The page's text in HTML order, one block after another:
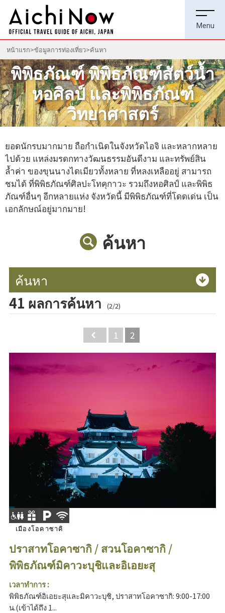
หน้าแรก ข้อมูลการท่องเที่ยว ค้นหา
พิพิธภัณฑ์ พิพิธภัณฑ์สัตว์น้ำ
หอศิลป์ และพิพิธภัณฑ์
วิทยาศาสตร์
ยอดนักรบมากมาย ถือกำเนิดในจังหวัดไอจิ และหลากหลาย
ไปด้วย แหล่งมรดกทางวัฒนธรรมอันดีงาม และทรัพย์สิน
ล้ำค่า ของขุนนางไดเมียวทั้งหลาย ที่หลงเหลืออยู่ สามารถ
ชมได้ ที่พิพิธภัณฑ์ศิลปะโทคุกาวะ รวมถึงหอศิลป์ และพิพิธ
ภัณฑ์อื่นๆ อีกหลายแห่ง จังหวัดนี้ มีพิพิธภัณฑ์ที่โดดเด่น เป็น
เอกลักษณ์อยู่มากมาย!
ค้นหา
ค้นหา
41 ผลการค้นหา (2/2)
Back
1 2
เมืองโอคาซาคิ
ปราสาทโอคาซากิ / สวนโอคาซากิ /
พิพิธภัณฑ์มิคาวะบุชิและอิเอยะสุ
เวลาทำการ :
พิพิธภัณฑ์อิเอยะสุและมิคาวะบุชิ, ปราสาทโอคาซากิ: 9:00-17:00
น.(เข้าได้ถึง 1...